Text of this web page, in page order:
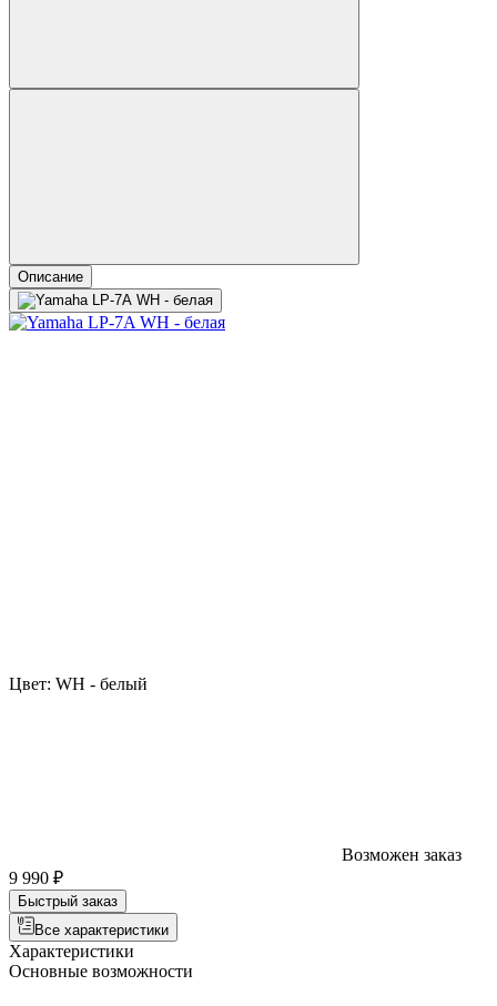
Описание
Цвет: WH - белый
Возможен заказ
9 990 ₽
Быстрый заказ
Все характеристики
Характеристики
Основные возможности